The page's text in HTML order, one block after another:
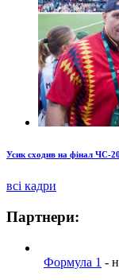
Усик сходив на фінал ЧС-
всі кадри
Партнери:
Формула 1 -